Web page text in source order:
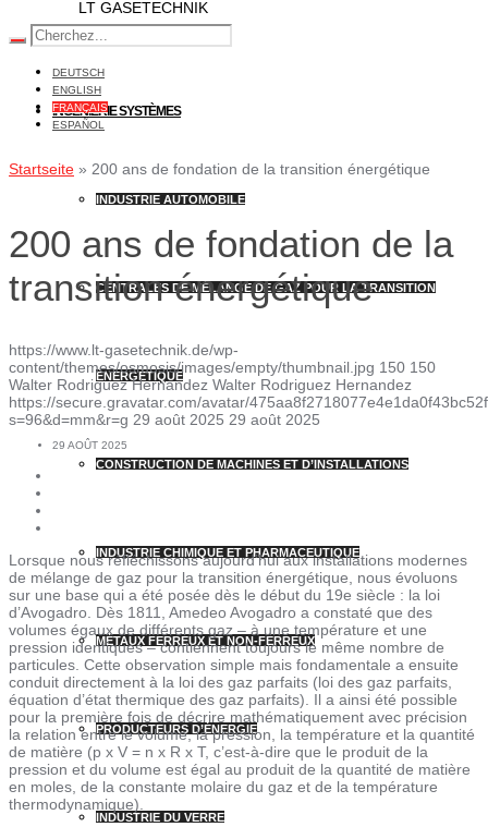
LT GASETECHNIK
INGÉNIERIE SYSTÈMES
INDUSTRIE AUTOMOBILE
CENTRALES DE MÉLANGE DE GAZ POUR LA TRANSITION
ÉNERGÉTIQUE
CONSTRUCTION DE MACHINES ET D’INSTALLATIONS
INDUSTRIE CHIMIQUE ET PHARMACEUTIQUE
MÉTAUX FERREUX ET NON-FERREUX
PRODUCTEURS D’ÉNERGIE
INDUSTRIE DU VERRE
DEUTSCH
ENGLISH
FRANÇAIS
ESPAÑOL
Startseite » 200 ans de fondation de la transition énergétique
200 ans de fondation de la
transition énergétique
https://www.lt-gasetechnik.de/wp-
content/themes/osmosis/images/empty/thumbnail.jpg 150 150
Walter Rodriguez Hernandez Walter Rodriguez Hernandez
https://secure.gravatar.com/avatar/
s=96&d=mm&r=g 29 août 2025 29 août 2025
29 AOÛT 2025
Lorsque nous réfléchissons aujourd’hui aux installations modernes
de mélange de gaz pour la transition énergétique, nous évoluons
sur une base qui a été posée dès le début du 19e siècle : la loi
d’Avogadro. Dès 1811, Amedeo Avogadro a constaté que des
volumes égaux de différents gaz – à une température et une
pression identiques – contiennent toujours le même nombre de
particules. Cette observation simple mais fondamentale a ensuite
conduit directement à la loi des gaz parfaits (loi des gaz parfaits,
équation d’état thermique des gaz parfaits). Il a ainsi été possible
pour la première fois de décrire mathématiquement avec précision
la relation entre le volume, la pression, la température et la quantité
de matière (p x V = n x R x T, c’est-à-dire que le produit de la
pression et du volume est égal au produit de la quantité de matière
en moles, de la constante molaire du gaz et de la température
thermodynamique).